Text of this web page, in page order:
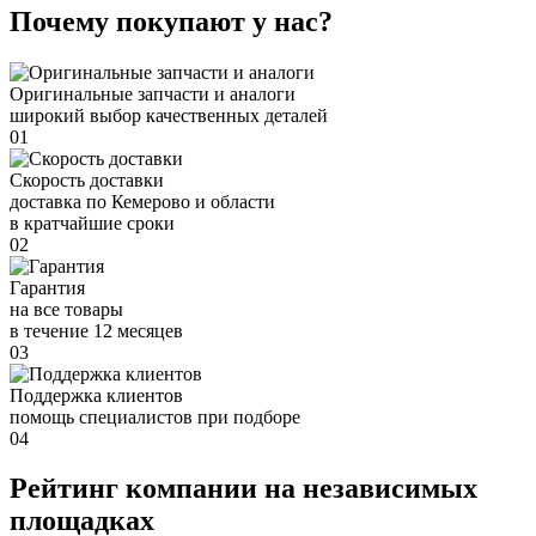
Почему покупают у нас?
Оригинальные запчасти и аналоги
широкий выбор качественных деталей
01
Скорость доставки
доставка по Кемерово и области
в кратчайшие сроки
02
Гарантия
на все товары
в течение 12 месяцев
03
Поддержка клиентов
помощь специалистов при подборе
04
Рейтинг компании на независимых
площадках